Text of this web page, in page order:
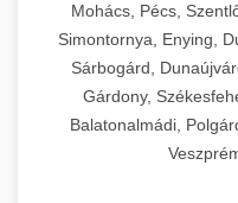
Mohács, Pécs,
Simontornya, Enying,
Sárbogárd,
Gárdony,
Balatonalmádi,